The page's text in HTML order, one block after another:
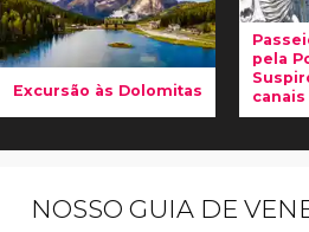
Excursão às Dolomitas
visitar Cortina
lagos Misurina
pela
canais
NOSSO GUIA DE